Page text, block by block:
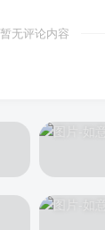
暂无评论内容